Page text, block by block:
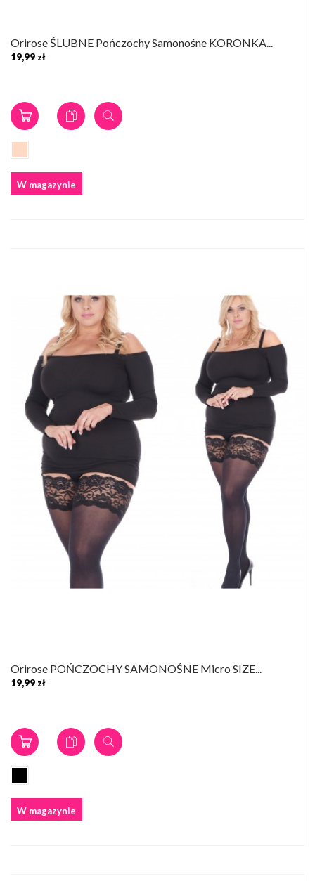
Orirose ŚLUBNE Pończochy Samonośne KORONKA...
19,99 zł
W magazynie
Orirose POŃCZOCHY SAMONOŚNE Micro SIZE...
19,99 zł
W magazynie